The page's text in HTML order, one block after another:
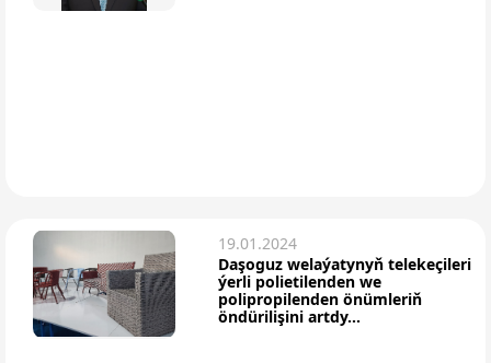
19.01.2024
Daşoguz welaýatynyň telekeçileri
ýerli polietilenden we
polipropilenden önümleriň
öndürilişini artdy...